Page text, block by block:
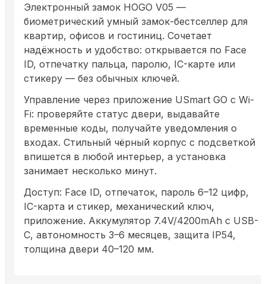
Электронный замок HOGO V05 —
биометрический умный замок-бестселлер для
квартир, офисов и гостиниц. Сочетает
надёжность и удобство: открывается по Face
ID, отпечатку пальца, паролю, IC-карте или
стикеру — без обычных ключей.
Управление через приложение USmart GO с Wi-
Fi: проверяйте статус двери, выдавайте
временные коды, получайте уведомления о
входах. Стильный чёрный корпус с подсветкой
впишется в любой интерьер, а установка
занимает несколько минут.
Доступ: Face ID, отпечаток, пароль 6–12 цифр,
IC-карта и стикер, механический ключ,
приложение. Аккумулятор 7.4V/4200mAh с USB-
C, автономность 3–6 месяцев, защита IP54,
толщина двери 40–120 мм.